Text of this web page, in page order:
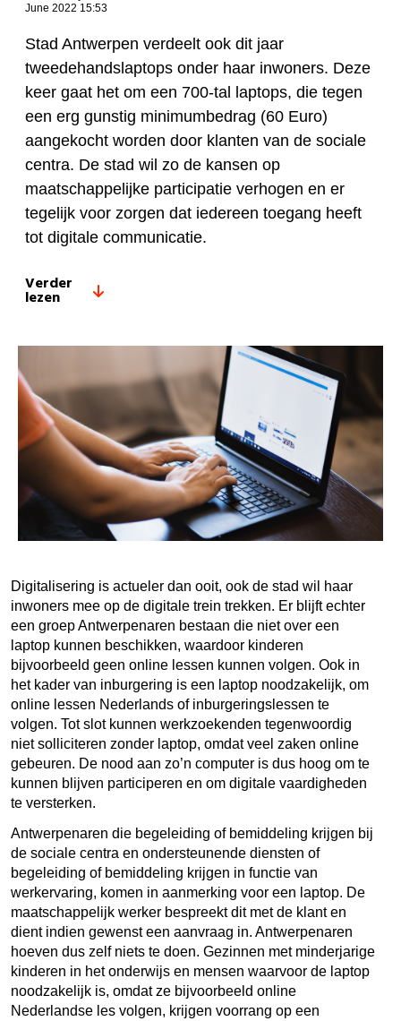
June 2022 15:53
Stad Antwerpen verdeelt ook dit jaar
tweedehandslaptops onder haar inwoners. Deze
keer gaat het om een 700-tal laptops, die tegen
een erg gunstig minimumbedrag (60 Euro)
aangekocht worden door klanten van de sociale
centra. De stad wil zo de kansen op
maatschappelijke participatie verhogen en er
tegelijk voor zorgen dat iedereen toegang heeft
tot digitale communicatie.
Verder
lezen
Digitalisering is actueler dan ooit, ook de stad wil haar
inwoners mee op de digitale trein trekken. Er blijft echter
een groep Antwerpenaren bestaan die niet over een
laptop kunnen beschikken, waardoor kinderen
bijvoorbeeld geen online lessen kunnen volgen. Ook in
het kader van inburgering is een laptop noodzakelijk, om
online lessen Nederlands of inburgeringslessen te
volgen. Tot slot kunnen werkzoekenden tegenwoordig
niet solliciteren zonder laptop, omdat veel zaken online
gebeuren. De nood aan zo’n computer is dus hoog om te
kunnen blijven participeren en om digitale vaardigheden
te versterken.
Antwerpenaren die begeleiding of bemiddeling krijgen bij
de sociale centra en ondersteunende diensten of
begeleiding of bemiddeling krijgen in functie van
werkervaring, komen in aanmerking voor een laptop. De
maatschappelijk werker bespreekt dit met de klant en
dient indien gewenst een aanvraag in. Antwerpenaren
hoeven dus zelf niets te doen. Gezinnen met minderjarige
kinderen in het onderwijs en mensen waarvoor de laptop
noodzakelijk is, omdat ze bijvoorbeeld online
Nederlandse les volgen, krijgen voorrang op een